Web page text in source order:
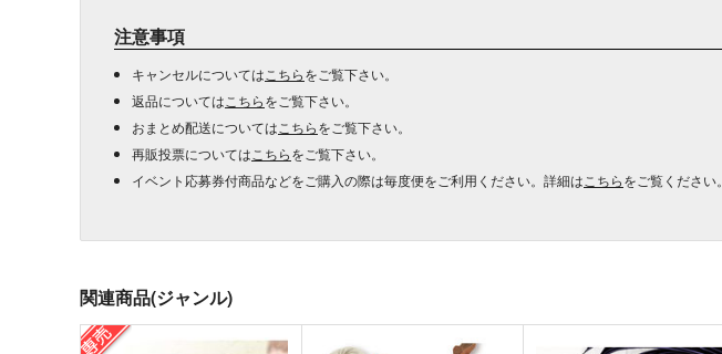
注意事項
キャンセルについては こちらをご覧下さい。
返品については こちらをご覧下さい。
おまとめ配送については こちらをご覧下さい。
再販投票については こちらをご覧下さい。
イベント応募券付商品などをご購入の際は毎度便をご利用ください。詳細は こちらをご覧ください。
関連商品(ジャンル)